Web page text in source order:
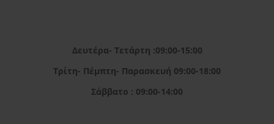
Δευτέρα- Τετάρτη :09:00-15:00
Τρίτη- Πέμπτη- Παρασκευή 09:00-18:00
Σάββατο : 09:00-14:00